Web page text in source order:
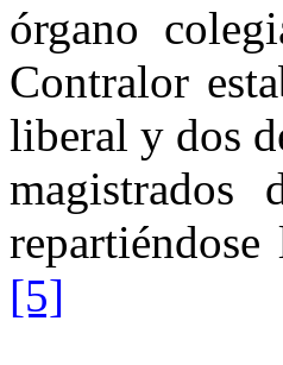
órgano
Contralor
liberal y dos
[5]